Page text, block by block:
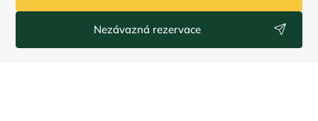
Nezávazná rezervace